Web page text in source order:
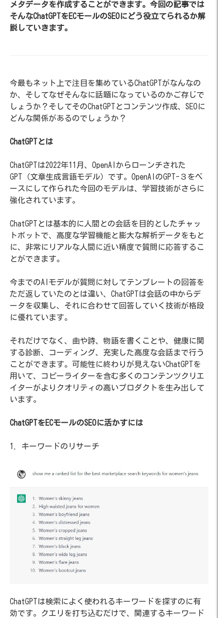
メタデータを作成することができます。今回の記事では
そんなChatGPTをECモールのSEOにどう役立てられるか解
説していきます。
今最もネット上で注目を集めているChatGPTがなんなの
か、そしてなぜそんなに話題になっているのかご存じで
しょうか？そしてそのChatGPTとコンテンツ作成、SEOに
どんな関係があるのでしょうか？
ChatGPTとは
ChatGPTは2022年11月、OpenAIからローンチされた
GPT（文章生成言語モデル）です。OpenAIのGPT-３をベ
ースにして作られた今回のモデルは、学習技術がさらに
強化されています。
ChatGPTとは基本的に人間との会話を目的としたチャッ
トボットで、高度な学習機能と膨大な解析データをもと
に、非常にリアルな人間に近い精度で質問に応答するこ
とができます。
今までのAIモデルが質問に対してテンプレートの回答を
ただ返していたのとは違い、ChatGPTは会話の中からデ
ータを収集し、それに合わせて回答していく技術が格段
に優れています。
それだけでなく、曲や詩、物語を書くことや、健康に関
する診断、コーディング、充実した高度な会話まで行う
ことができます。可能性に終わりが見えないChatGPTを
用いて、コピーライターを含む多くのコンテンツクリエ
イターがよりクオリティの高いプロダクトを生み出して
います。
ChatGPTをECモールのSEOに活かすには
1. キーワードのリサーチ
ChatGPTは検索によく使われるキーワードを探すのに有
効です。クエリを打ち込むだけで、関連するキーワード